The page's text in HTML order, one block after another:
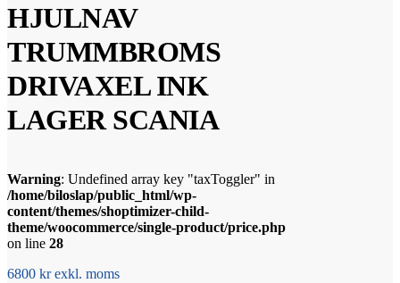
HJULNAV
TRUMMBROMS
DRIVAXEL INK
LAGER SCANIA
Warning: Undefined array key "taxToggler" in
/home/biloslap/public_html/wp-
content/themes/shoptimizer-child-
theme/woocommerce/single-product/price.php
on line 28
6800 kr exkl. moms